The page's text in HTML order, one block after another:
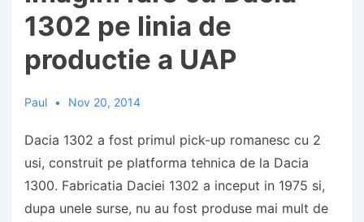
1302 pe linia de
productie a UAP
Paul Nov 20, 2014
Dacia 1302 a fost primul pick-up romanesc cu 2
usi, construit pe platforma tehnica de la Dacia
1300. Fabricatia Daciei 1302 a inceput in 1975 si,
dupa unele surse, nu au fost produse mai mult de